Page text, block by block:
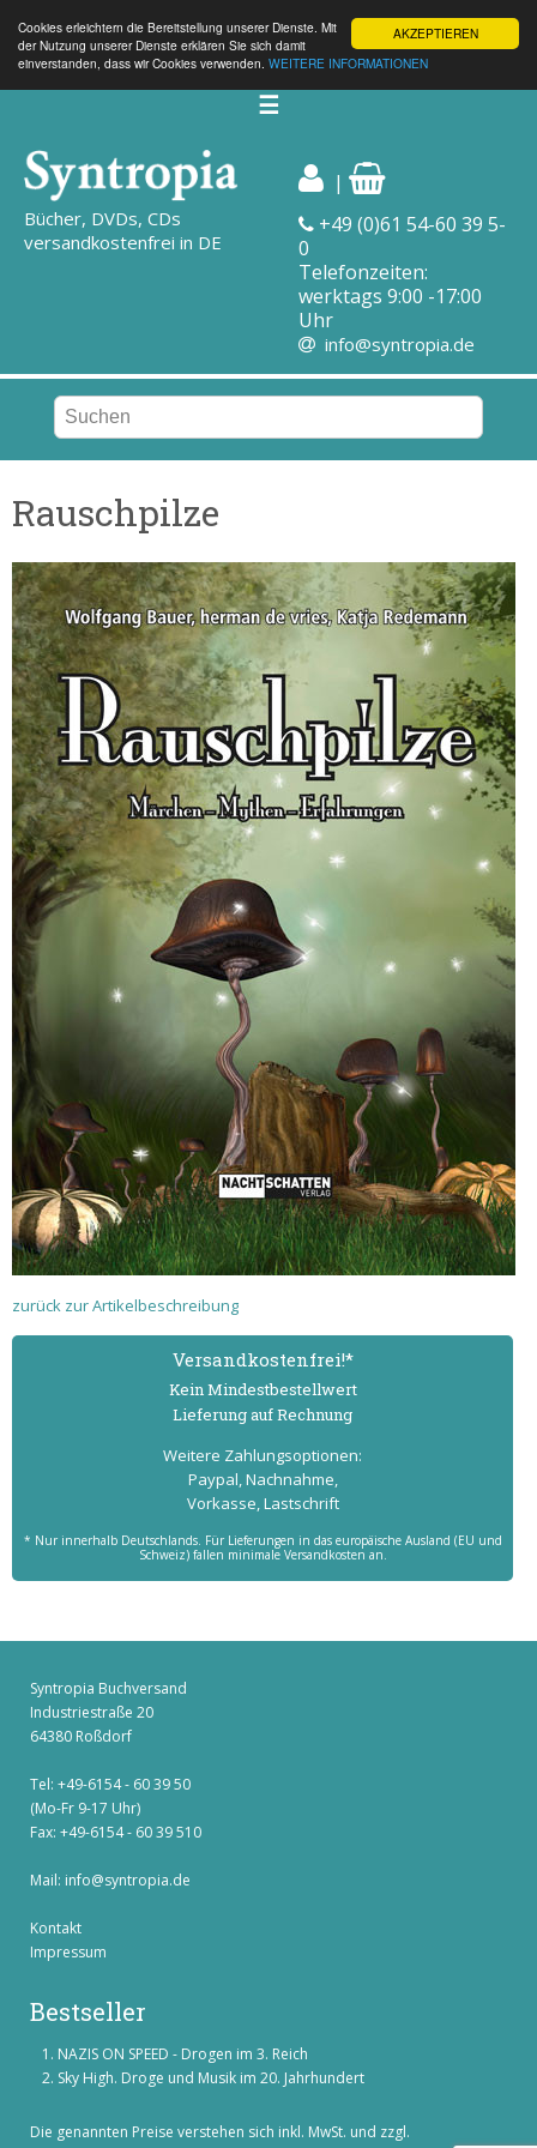
AKZEPTIEREN
Cookies erleichtern die Bereitstellung unserer Dienste. Mit
der Nutzung unserer Dienste erklären Sie sich damit
einverstanden, dass wir Cookies verwenden. WEITERE INFORMATIONEN
☰
Bücher, DVDs, CDs
versandkostenfrei in DE
|
+49 (0)61 54-60 39 5-
0
Telefonzeiten:
werktags 9:00 -17:00
Uhr
info@syntropia.de
Rauschpilze
zurück zur Artikelbeschreibung
Versand­kostenfrei!*
Kein Mindest­bestell­wert
Lieferung auf Rechnung
Weitere Zahlungs­optionen:
Paypal, Nachnahme,
Vorkasse, Lastschrift
* Nur innerhalb Deutschlands. Für Lieferungen in das europäische Ausland (EU und
Schweiz) fallen minimale Versandkosten an.
Syntropia Buchversand
Industriestraße 20
64380 Roßdorf
Tel: +49-6154 - 60 39 50
(Mo-Fr 9-17 Uhr)
Fax: +49-6154 - 60 39 510
Mail: info@syntropia.de
Kontakt
Impressum
Bestseller
NAZIS ON SPEED - Drogen im 3. Reich
Sky High. Droge und Musik im 20. Jahrhundert
Die genannten Preise verstehen sich inkl. MwSt. und zzgl.